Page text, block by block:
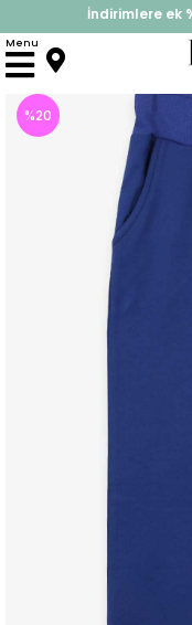
%30
İndirimlere ek
Menu
Anasayfa
%20